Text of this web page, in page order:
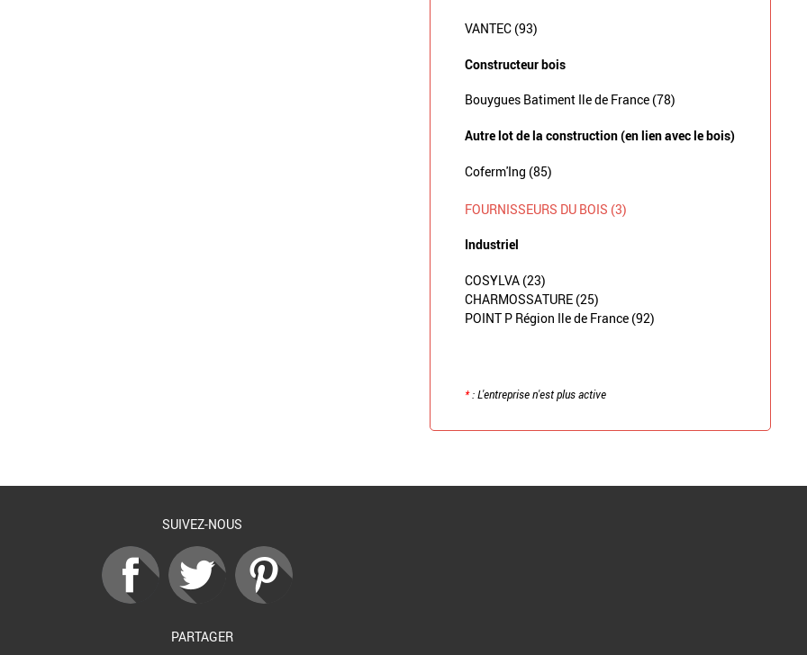
VANTEC (93)
Constructeur bois
Bouygues Batiment Ile de France (78)
Autre lot de la construction (en lien avec le bois)
Coferm'Ing (85)
FOURNISSEURS DU BOIS (3)
Industriel
COSYLVA (23)
CHARMOSSATURE (25)
POINT P Région Ile de France (92)
*: L'entreprise n'est plus active
SUIVEZ-NOUS
PARTAGER